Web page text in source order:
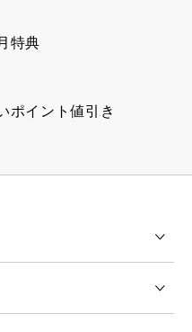
特典
ポイント値引き